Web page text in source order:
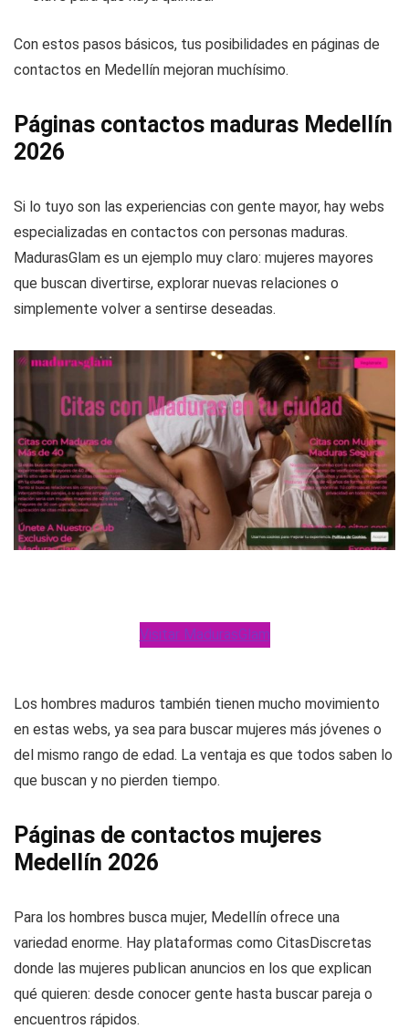
Con estos pasos básicos, tus posibilidades en páginas de
contactos en Medellín mejoran muchísimo.
Páginas contactos maduras Medellín
2026
Si lo tuyo son las experiencias con gente mayor, hay webs
especializadas en contactos con personas maduras.
MadurasGlam es un ejemplo muy claro: mujeres mayores
que buscan divertirse, explorar nuevas relaciones o
simplemente volver a sentirse deseadas.
Visitar MadurasGlam
Los hombres maduros también tienen mucho movimiento
en estas webs, ya sea para buscar mujeres más jóvenes o
del mismo rango de edad. La ventaja es que todos saben lo
que buscan y no pierden tiempo.
Páginas de contactos mujeres
Medellín 2026
Para los hombres busca mujer, Medellín ofrece una
variedad enorme. Hay plataformas como CitasDiscretas
donde las mujeres publican anuncios en los que explican
qué quieren: desde conocer gente hasta buscar pareja o
encuentros rápidos.